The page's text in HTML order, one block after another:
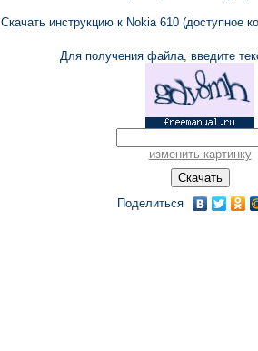
Скачать инструкцию к Nokia 610 (доступное
Для получения файла, введите
изменить картинку
Поделиться